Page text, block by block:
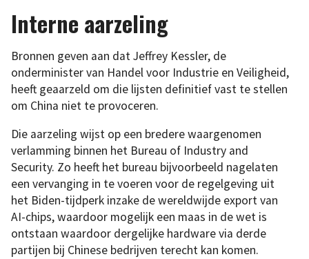
Interne aarzeling
Bronnen geven aan dat Jeffrey Kessler, de
onderminister van Handel voor Industrie en Veiligheid,
heeft geaarzeld om die lijsten definitief vast te stellen
om China niet te provoceren.
Die aarzeling wijst op een bredere waargenomen
verlamming binnen het Bureau of Industry and
Security. Zo heeft het bureau bijvoorbeeld nagelaten
een vervanging in te voeren voor de regelgeving uit
het Biden-tijdperk inzake de wereldwijde export van
AI-chips, waardoor mogelijk een maas in de wet is
ontstaan waardoor dergelijke hardware via derde
partijen bij Chinese bedrijven terecht kan komen.